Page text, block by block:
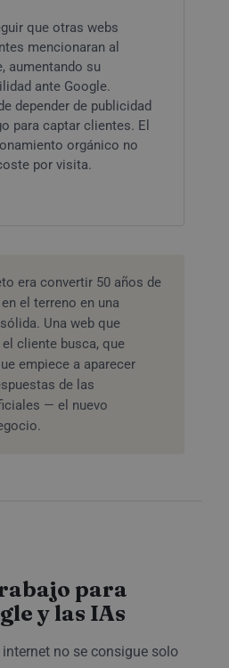
que otras webs
mencionaran al
aumentando su
ante Google.
depender de publicidad
para captar clientes. El
orgánico no
por visita.
era convertir 50 años de
el terreno en una
Una web que
cliente busca, que
empiece a aparecer
de las
— el nuevo
para
y las IAs
no se consigue solo